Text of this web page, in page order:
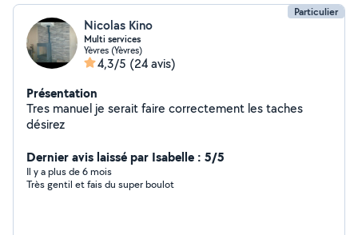
compétences . Contactez moi . A très bientôt.
Particulier
Nicolas Kino
Multi services
Yèvres (Yèvres)
4,3/5 (24 avis)
Présentation
Tres manuel je serait faire correctement les taches
désirez
Dernier avis laissé par Isabelle : 5/5
Il y a plus de 6 mois
Très gentil et fais du super boulot